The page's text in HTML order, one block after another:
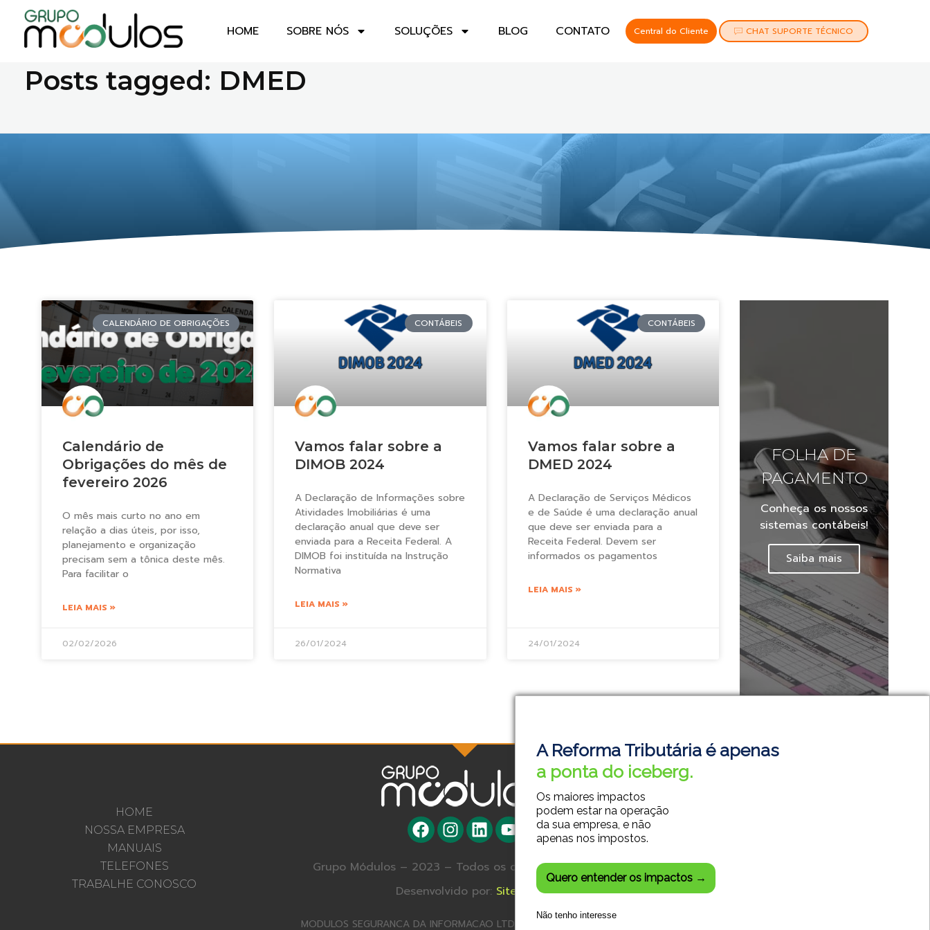
A Reforma Tributária é apenas
a ponta do iceberg.
Os maiores impactos
podem estar na operação
da sua empresa, e não
apenas nos impostos.
Quero entender os impactos →
Não tenho interesse
HOME SOBRE NÓS SOLUÇÕES BLOG CONTATO Central do Cliente CHAT SUPORTE TÉCNICO
DMED
Posts tagged: DMED
CALENDÁRIO DE OBRIGAÇÕES
Calendário de
Obrigações do mês de
fevereiro 2026
O mês mais curto no ano em
relação a dias úteis, por isso,
planejamento e organização
precisam sem a tônica deste mês.
Para facilitar o
LEIA MAIS »
02/02/2026
CONTÁBEIS
Vamos falar sobre a
DIMOB 2024
A Declaração de Informações sobre
Atividades Imobiliárias é uma
declaração anual que deve ser
enviada para a Receita Federal. A
DIMOB foi instituída na Instrução
Normativa
LEIA MAIS »
26/01/2024
CONTÁBEIS
Vamos falar sobre a
DMED 2024
A Declaração de Serviços Médicos
e de Saúde é uma declaração anual
que deve ser enviada para a
Receita Federal. Devem ser
informados os pagamentos
LEIA MAIS »
24/01/2024
FOLHA DE
PAGAMENTO
Conheça os nossos
sistemas contábeis!
Saiba mais
HOME
NOSSA EMPRESA
MANUAIS
TELEFONES
TRABALHE CONOSCO
Grupo Módulos – 2023 – Todos os direitos reservados.
Desenvolvido por: Site SA
MODULOS SEGURANCA DA INFORMACAO LTDA – 23.179.572/0001-85